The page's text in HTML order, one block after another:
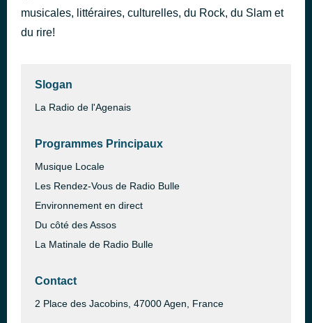
musicales, littéraires, culturelles, du Rock, du Slam et
du rire!
Slogan
La Radio de l'Agenais
Programmes Principaux
Musique Locale
Les Rendez-Vous de Radio Bulle
Environnement en direct
Du côté des Assos
La Matinale de Radio Bulle
Contact
2 Place des Jacobins, 47000 Agen, France